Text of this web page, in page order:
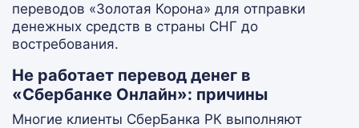
переводов «Золотая Корона» для отправки
денежных средств в страны СНГ до
востребования.
Не работает перевод денег в
«Сбербанке Онлайн»: причины
Многие клиенты СберБанка РК выполняют